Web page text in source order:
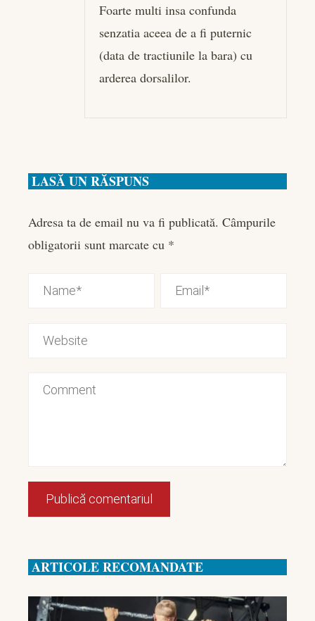
Foarte multi insa confunda
senzatia aceea de a fi puternic
(data de tractiunile la bara) cu
arderea dorsalilor.
LASĂ UN RĂSPUNS
Adresa ta de email nu va fi publicată. Câmpurile
obligatorii sunt marcate cu *
ARTICOLE RECOMANDATE